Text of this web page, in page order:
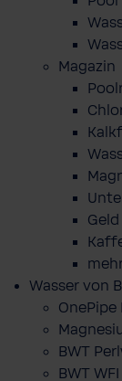
Magazin
Wasser von
BWT
BWT